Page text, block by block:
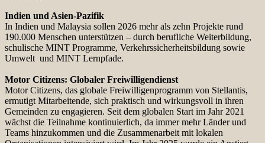
Indien und Asien-Pazifik
In Indien und Malaysia sollen 2026 mehr als zehn Projekte rund
190.000 Menschen unterstützen – durch berufliche Weiterbildung,
schulische MINT Programme, Verkehrssicherheitsbildung sowie
Umwelt und MINT Lernpfade.
Motor Citizens: Globaler Freiwilligendienst
Motor Citizens, das globale Freiwilligenprogramm von Stellantis,
ermutigt Mitarbeitende, sich praktisch und wirkungsvoll in ihren
Gemeinden zu engagieren. Seit dem globalen Start im Jahr 2021
wächst die Teilnahme kontinuierlich, da immer mehr Länder und
Teams hinzukommen und die Zusammenarbeit mit lokalen